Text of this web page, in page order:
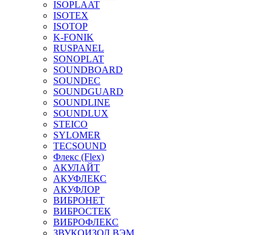
ISOPLAAT
ISOTEX
ISOTOP
K-FONIK
RUSPANEL
SONOPLAT
SOUNDBOARD
SOUNDEC
SOUNDGUARD
SOUNDLINE
SOUNDLUX
STEICO
SYLOMER
TECSOUND
Флекс (Flex)
АКУЛАЙТ
АКУФЛЕКС
АКУФЛОР
ВИБРОНЕТ
ВИБРОСТЕК
ВИБРОФЛЕКС
ЗВУКОИЗОЛ ВЭМ